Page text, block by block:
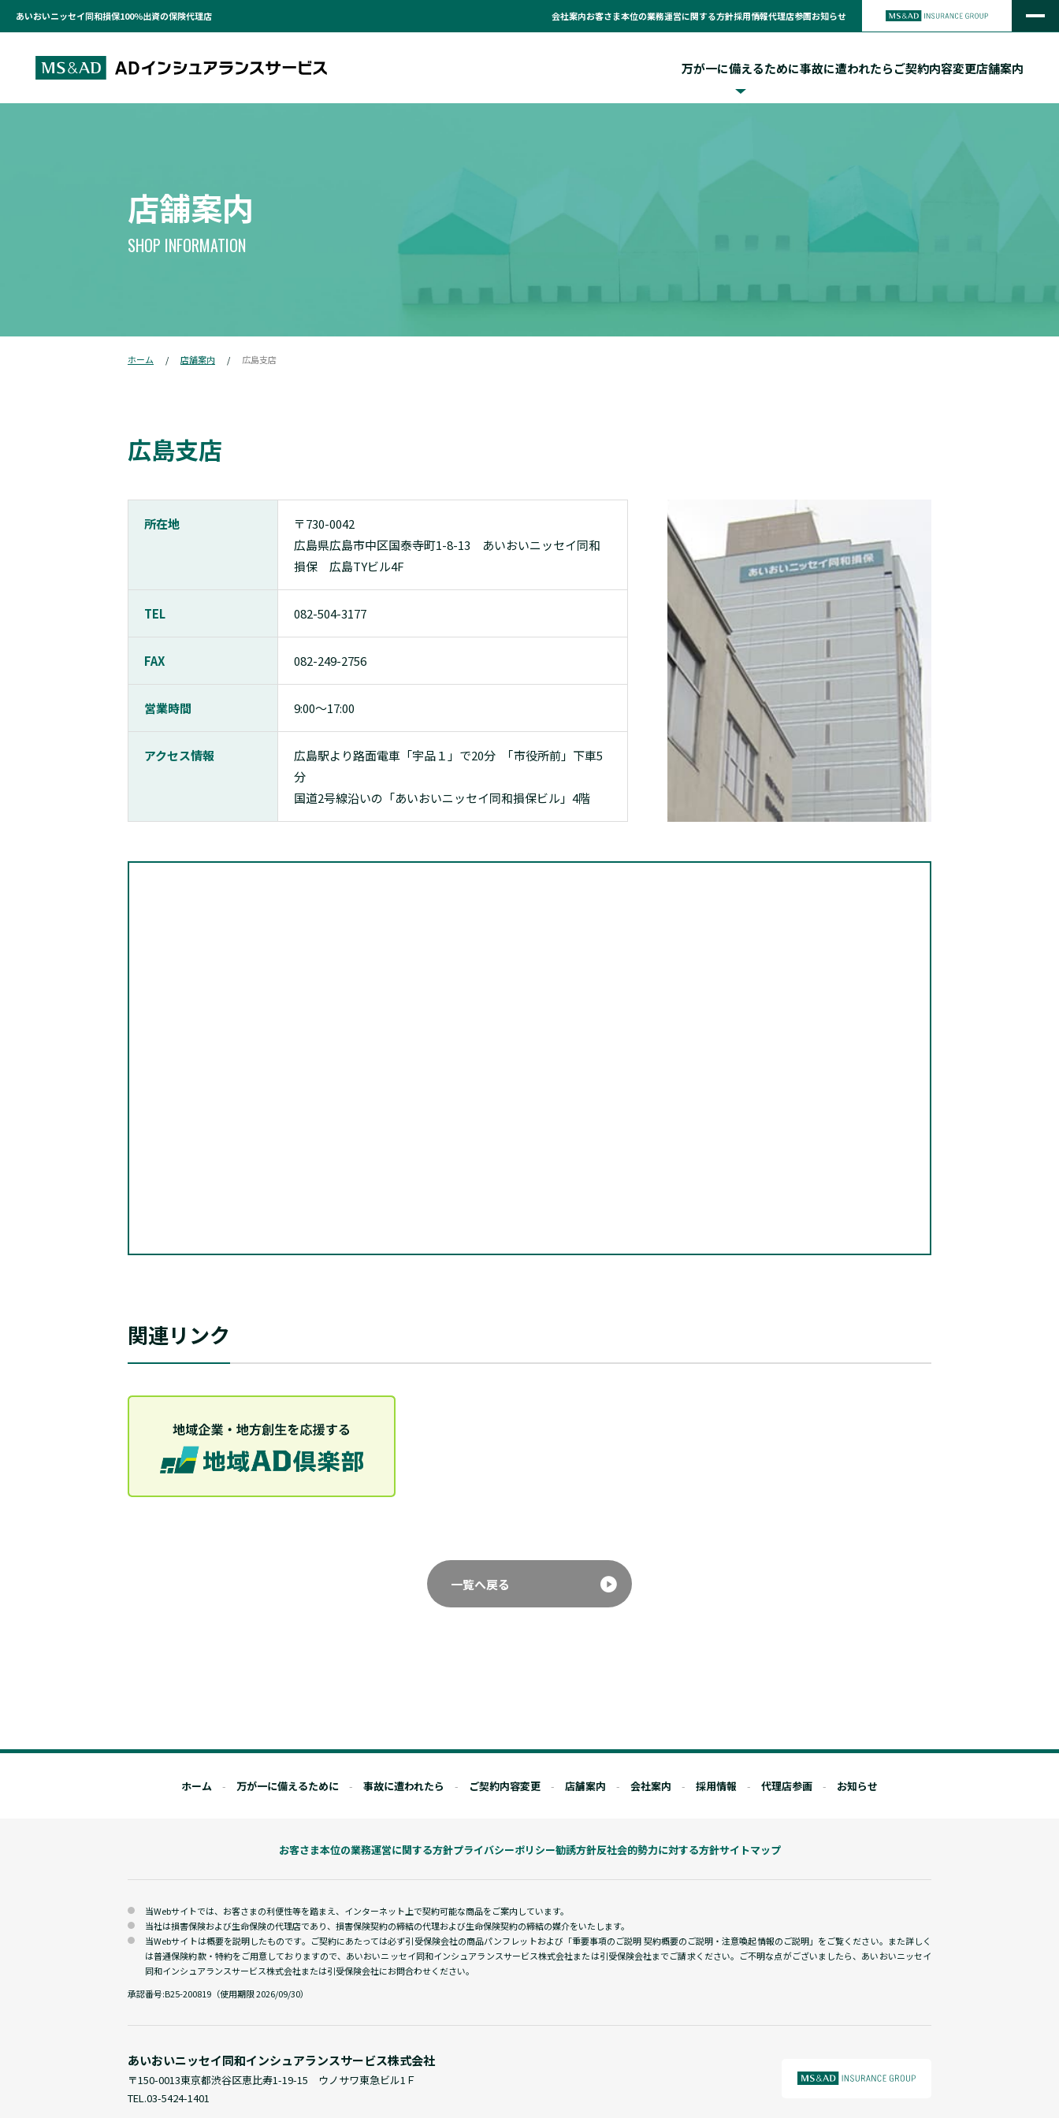
あいおいニッセイ同和損保100％出資の保険代理店 会社案内お客さま本位の業務運営に関する方針採用情報代理店参画お知らせ
万が一に備えるために事故に遭われたらご契約内容変更店舗案内
店舗案内
SHOP INFORMATION
ホーム 店舗案内 広島支店
広島支店
所在地
〒730-0042
広島県広島市中区国泰寺町1-8-13 あいおいニッセイ同和
損保 広島TYビル4F
TEL 082-504-3177
FAX 082-249-2756
営業時間 9:00〜17:00
アクセス情報
広島駅より路面電車「宇品１」で20分 ｢市役所前」下車5
分
国道2号線沿いの「あいおいニッセイ同和損保ビル」4階
関連リンク
一覧へ戻る
ホーム 万が一に備えるために 事故に遭われたら ご契約内容変更 店舗案内 会社案内 採用情報 代理店参画 お知らせ
お客さま本位の業務運営に関する方針プライバシーポリシー勧誘方針反社会的勢力に対する方針サイトマップ
当Webサイトでは、お客さまの利便性等を踏まえ、インターネット上で契約可能な商品をご案内しています。
当社は損害保険および生命保険の代理店であり、損害保険契約の締結の代理および生命保険契約の締結の媒介をいたします。
当Webサイトは概要を説明したものです。ご契約にあたっては必ず引受保険会社の商品パンフレットおよび「重要事項のご説明 契約概要のご説明・注意喚起情報のご説明」をご覧ください。また詳しく
は普通保険約款・特約をご用意しておりますので、あいおいニッセイ同和インシュアランスサービス株式会社または引受保険会社までご請求ください。ご不明な点がございましたら、あいおいニッセイ
同和インシュアランスサービス株式会社または引受保険会社にお問合わせください。
承認番号:B25-200819（使用期限 2026/09/30）
あいおいニッセイ同和インシュアランスサービス株式会社
〒150-0013東京都渋谷区恵比寿1-19-15 ウノサワ東急ビル1Ｆ
TEL.03-5424-1401